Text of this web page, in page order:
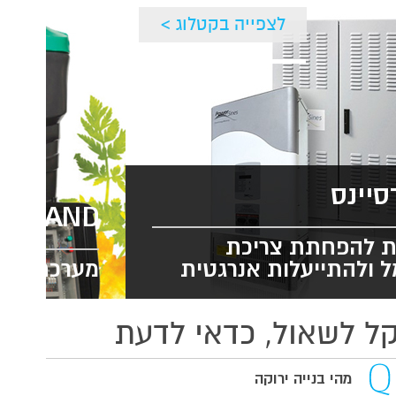
לצפייה בקטלוג >
פאוורסיינס
מערכות להפחתת צריכת
החשמל ולהתייעלות אנרגטית
לשאול, כדאי לדעת
מהי בנייה ירוקה